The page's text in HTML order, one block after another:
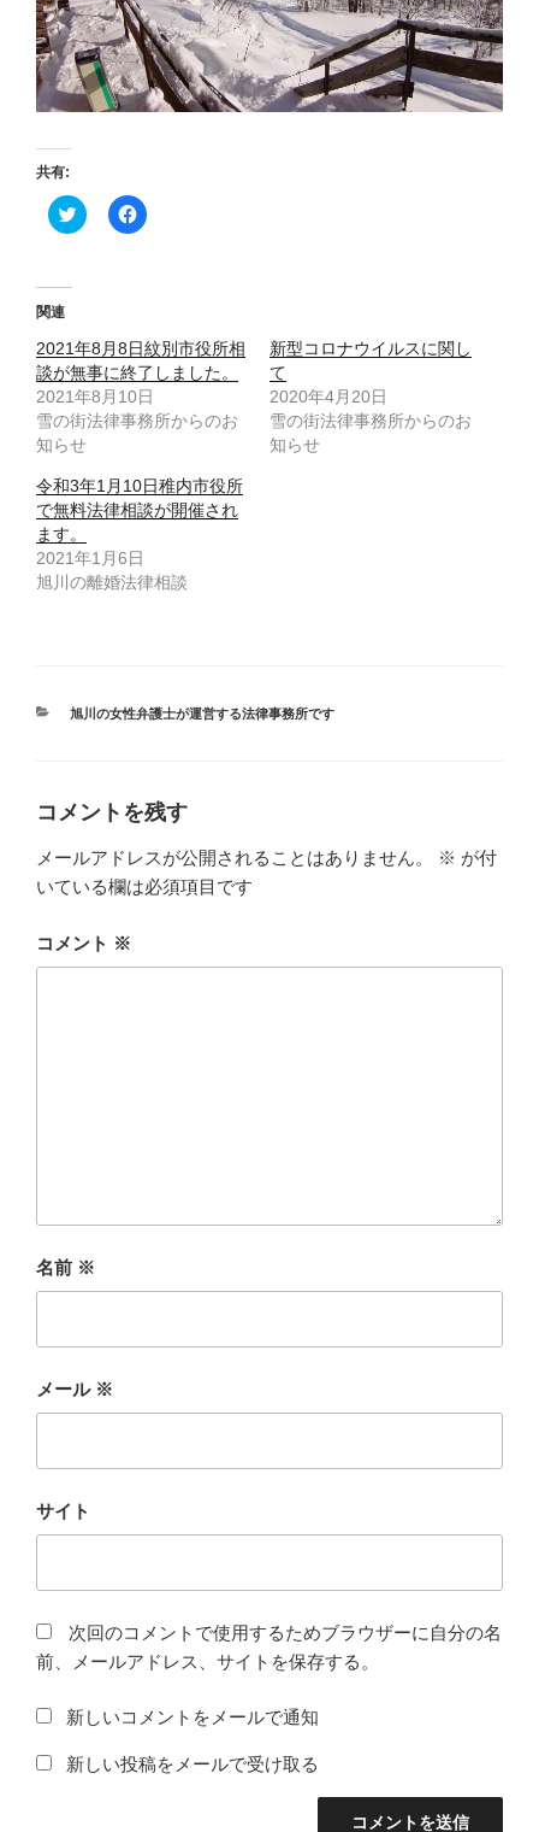
共有:
ク
リ
i
t
t
e
r
で
共
有
新
し
い
ウ
ィ
ン
ド
ウ
F
a
で
共
有
す
る
に
は
ッ
ク
し
て
だ
さ
い
ド
ウ
す
)
関連
2021年8月8日紋別市役所相
談が無事に終了しました。
2021年8月10日
雪の街法律事務所からのお
知らせ
新型コロナウイルスに関し
て
2020年4月20日
雪の街法律事務所からのお
知らせ
令和3年1月10日稚内市役所
で無料法律相談が開催され
ます。
2021年1月6日
旭川の離婚法律相談
カ
旭川の女性弁護士が運営する法律事務所です
コメントを残す
メールアドレスが公開されることはありません。 ※ が付
いている欄は必須項目です
コメント ※
名前 ※
メール ※
サイト
次回のコメントで使用するためブラウザーに自分の名
前、メールアドレス、サイトを保存する。
新しいコメントをメールで通知
新しい投稿をメールで受け取る